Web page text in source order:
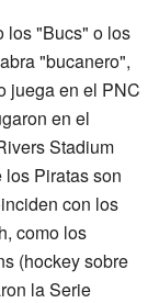
los "Bucs" o los
"bucanero",
juega en el PNC
en el
Stadium
Piratas son
con los
como los
(hockey sobre
la Serie